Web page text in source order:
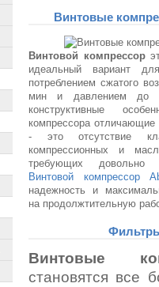
Винтовые
Винтовой компрессор
идеальный вариант
потреблением сжатого
мин и давлением до
конструктивные
компрессора отличающие
- это отсутствие
компрессионных и
требующих довольно
Винтовой компрессор
надежность и
на продолжтительную
Винтовые
становятся все